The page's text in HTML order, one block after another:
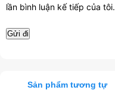
lần bình luận kế tiếp của tôi.
Sản phẩm tương tự